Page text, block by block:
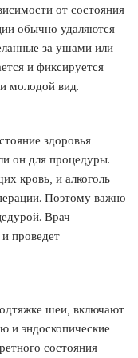
от состояния
обычно удаляются
за ушами или
и фиксируется
молодой вид.
здоровья
он для процедуры.
кровь, и алкоголь
Поэтому важно
Врач
проведет
шеи, включают
и эндоскопические
состояния